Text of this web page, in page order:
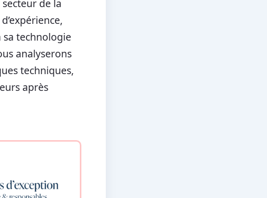
de la
sa technologie
analyserons
techniques,
après